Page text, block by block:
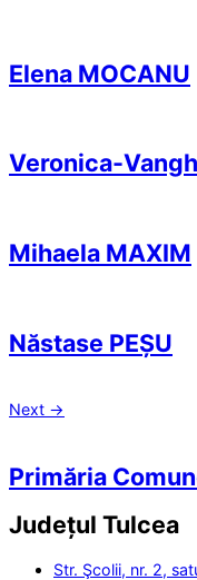
Elena MOCANU
Veronica-
Mihaela MAXIM
Năstase PEȘU
Next →
Primăria
Județul Tulcea
Str. Şcolii, nr. 2,